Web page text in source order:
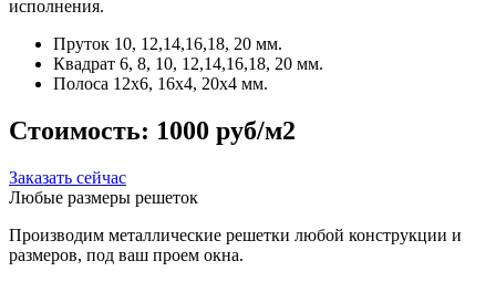
исполнения.
Пруток 10, 12,14,16,18, 20 мм.
Квадрат 6, 8, 10, 12,14,16,18, 20 мм.
Полоса 12x6, 16x4, 20x4 мм.
Стоимость: 1000 руб/м2
Заказать сейчас
Любые размеры решеток
Производим металлические решетки любой конструкции и
размеров, под ваш проем окна.